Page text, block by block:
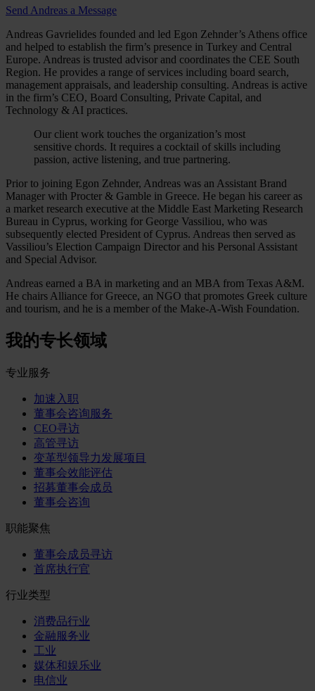
Send Andreas a Message
Andreas Gavrielides founded and led Egon Zehnder’s Athens office
and helped to establish the firm’s presence in Turkey and Central
Europe. Andreas is trusted advisor and coordinates the CEE South
Region. He provides a range of services including board search,
management appraisals, and leadership consulting. Andreas is active
in the firm’s CEO, Board Consulting, Private Capital, and
Technology & AI practices.
Our client work touches the organization’s most
sensitive chords. It requires a cocktail of skills including
passion, active listening, and true partnering.
Prior to joining Egon Zehnder, Andreas was an Assistant Brand
Manager with Procter & Gamble in Greece. He began his career as
a market research executive at the Middle East Marketing Research
Bureau in Cyprus, working for George Vassiliou, who was
subsequently elected President of Cyprus. Andreas then served as
Vassiliou’s Election Campaign Director and his Personal Assistant
and Special Advisor.
Andreas earned a BA in marketing and an MBA from Texas A&M.
He chairs Alliance for Greece, an NGO that promotes Greek culture
and tourism, and he is a member of the Make-A-Wish Foundation.
我的专长领域
专业服务
加速入职
董事会咨询服务
CEO寻访
高管寻访
变革型领导力发展项目
董事会效能评估
招募董事会成员
董事会咨询
职能聚焦
董事会成员寻访
首席执行官
行业类型
消费品行业
金融服务业
工业
媒体和娱乐业
电信业